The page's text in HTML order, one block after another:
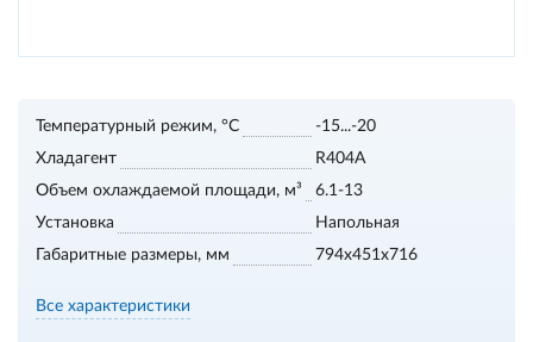
Температурный режим, °С
-15...-20
Хладагент
R404A
Объем охлаждаемой площади, м³
6.1-13
Установка
Напольная
Габаритные размеры, мм
794x451x716
Все характеристики